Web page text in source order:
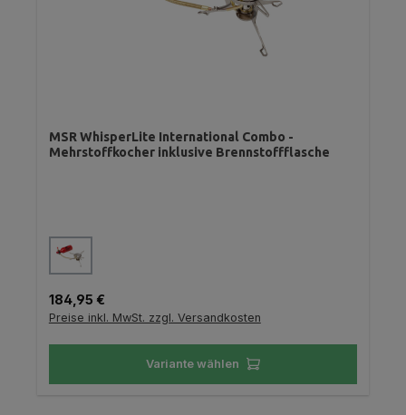
MSR WhisperLite International Combo -
Mehrstoffkocher inklusive Brennstoffflasche
Farbe
Regulärer Preis:
184,95 €
Preise inkl. MwSt. zzgl. Versandkosten
Variante wählen